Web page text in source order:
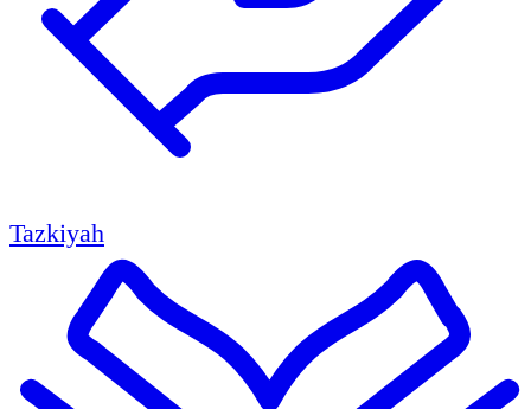
Tazkiyah